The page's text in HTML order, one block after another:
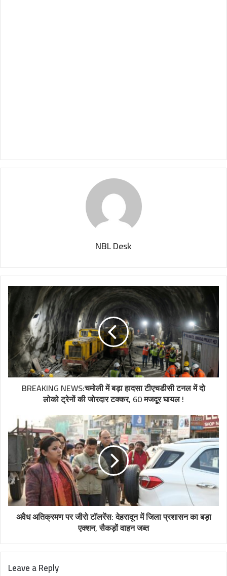
NBL Desk
BREAKING NEWS:चमोली में बड़ा हादसा टीएचडीसी टनल में दो
लोको ट्रेनों की जोरदार टक्कर, 60 मजदूर घायल !
अवैध अतिक्रमण पर जीरो टॉलरेंस: देहरादून में जिला प्रशासन का बड़ा
एक्शन, सैकड़ों वाहन जब्त
Leave a Reply